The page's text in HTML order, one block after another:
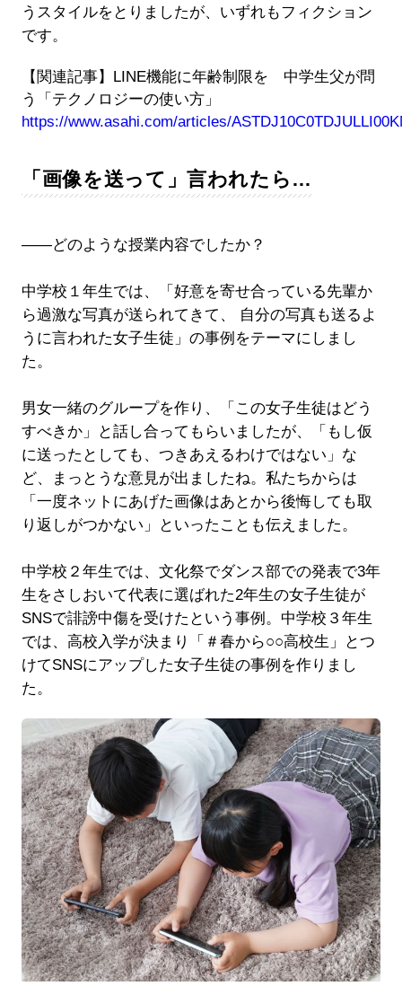
うスタイルをとりましたが、いずれもフィクション
です。
【関連記事】LINE機能に年齢制限を 中学生父が問
う「テクノロジーの使い方」
https://www.asahi.com/articles/
「画像を送って」言われたら…
――どのような授業内容でしたか？
中学校１年生では、「好意を寄せ合っている先輩か
ら過激な写真が送られてきて、 自分の写真も送るよ
うに言われた女子生徒」の事例をテーマにしまし
た。
男女一緒のグループを作り、「この女子生徒はどう
すべきか」と話し合ってもらいましたが、「もし仮
に送ったとしても、つきあえるわけではない」な
ど、まっとうな意見が出ましたね。私たちからは
「一度ネットにあげた画像はあとから後悔しても取
り返しがつかない」といったことも伝えました。
中学校２年生では、文化祭でダンス部での発表で3年
生をさしおいて代表に選ばれた2年生の女子生徒が
SNSで誹謗中傷を受けたという事例。中学校３年生
では、高校入学が決まり「＃春から○○高校生」とつ
けてSNSにアップした女子生徒の事例を作りまし
た。